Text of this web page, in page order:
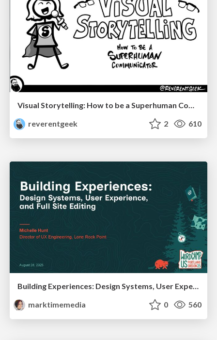
Visual Storytelling: How to be a Superhuman Communicator
reverentgeek
2 610
Building Experiences: Design Systems, User Experience, and Full Site Editing
marktimemedia
0 560